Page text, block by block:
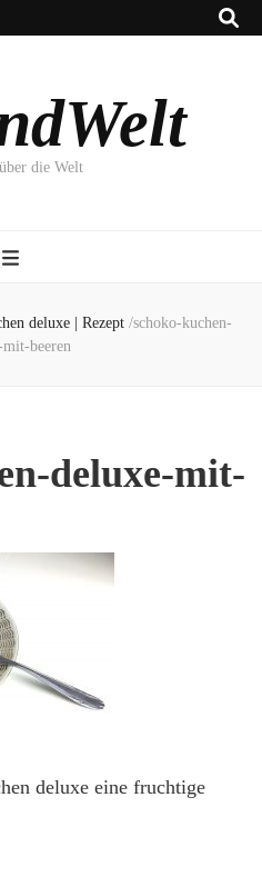
die Welt
deluxe | Rezept /schoko-kuchen-
beeren
deluxe-mit-
deluxe eine fruchtige